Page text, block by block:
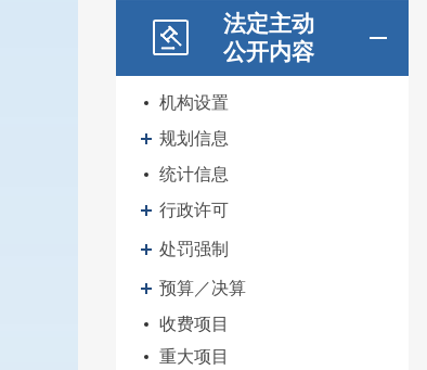
法定主动
公开内容
机构设置
规划信息
统计信息
行政许可
处罚强制
预算／决算
收费项目
重大项目